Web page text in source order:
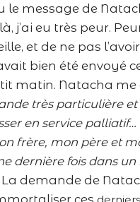
le message de
j’ai eu très peur.
et de ne pas
bien été envoyé
matin. Natacha
très particulière et
en service palliatif…
frère, mon père et
dernière fois dans
La demande de
ces